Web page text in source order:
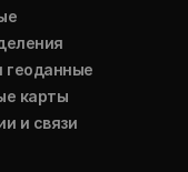
геоданные
карты
и связи